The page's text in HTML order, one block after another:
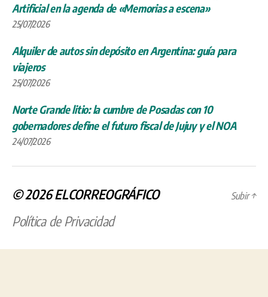
Artificial en la agenda de «Memorias a escena»
25/07/2026
Alquiler de autos sin depósito en Argentina: guía para
viajeros
25/07/2026
Norte Grande litio: la cumbre de Posadas con 10
gobernadores define el futuro fiscal de Jujuy y el NOA
24/07/2026
© 2026ELCORREOGRÁFICO
Política de Privacidad
Subir↑